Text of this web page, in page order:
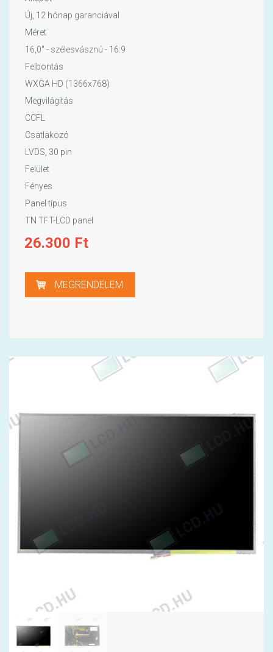
Új, 12 hónap garanciával
Méret
16,0" - szélesvásznú - 16:9
Felbontás
WXGA HD (1366x768)
Megvilágítás
CCFL
Csatlakozó
LVDS, 30 pin
Felület
Fényes
Panel típus
TN TFT-LCD panel
26.300 Ft
MEGRENDELEM